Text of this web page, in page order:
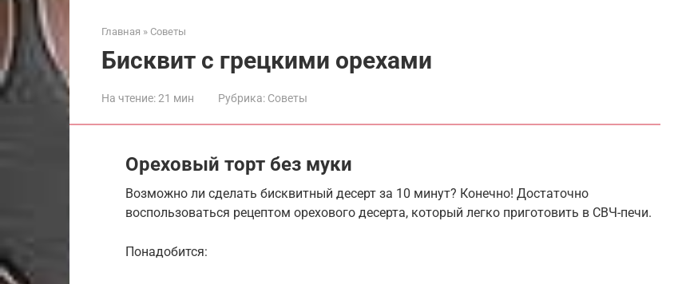
Главная » Советы
Бисквит с грецкими орехами
На чтение:21 мин Рубрика: Советы
Ореховый торт без муки
Возможно ли сделать бисквитный десерт за 10 минут? Конечно! Достаточно
воспользоваться рецептом орехового десерта, который легко приготовить в СВЧ-печи.
Понадобится: